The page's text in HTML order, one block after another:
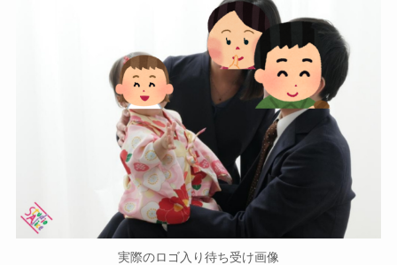
実際のロゴ入り待ち受け画像